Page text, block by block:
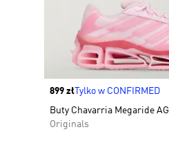
Price
899 złTylko w CONFIRMED
Buty Chavarria Megaride AG
Originals